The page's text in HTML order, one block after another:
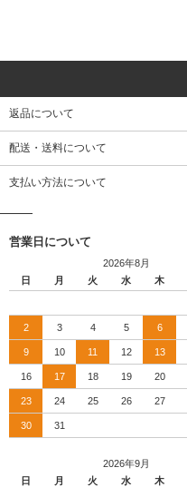
返品について
配送・送料について
支払い方法について
営業日について
2026年8月
日
月 火 水 木
2 3 4 5 6
9 10 11 12 13
16 17 18 19 20
23 24 25 26 27
30 31
2026年9月
日
月 火 水 木